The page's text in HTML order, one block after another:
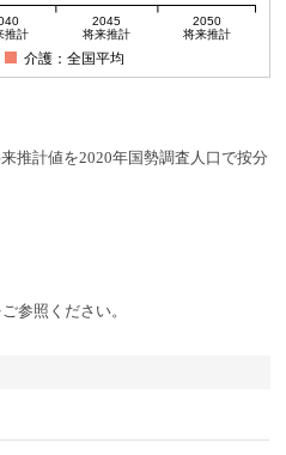
推計
2045
将来推計
2050
将来推計
介護：全国平均
推計値を2020年国勢調査人口で按分
参照ください。